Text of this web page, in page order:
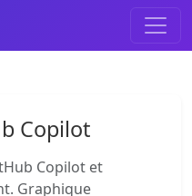
Copilot
Copilot et
Graphique